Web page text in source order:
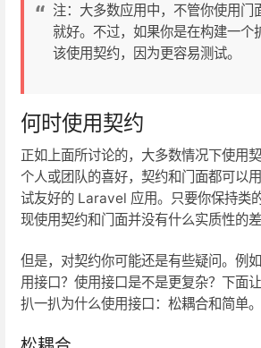
注：大多数应用中，不管你使用门
就好。不过，如果你是在构建一个
该使用契约，因为更容易测试。
何时使用契约
正如上面所讨论的，大多数情况下使用
个人或团队的喜好，契约和门面都可以
试友好的 Laravel 应用。只要你保持类
现使用契约和门面并没有什么实质性的差
但是，对契约你可能还是有些疑问。例
用接口？使用接口是不是更复杂？下面
扒一扒为什么使用接口：松耦合和简单。